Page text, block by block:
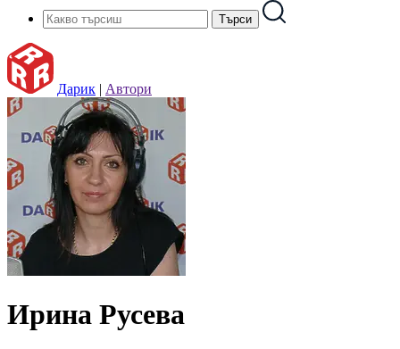
Дарик | Автори
Ирина Русева